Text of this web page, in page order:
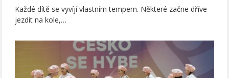
Každé dítě se vyvíjí vlastním tempem. Některé začne dříve
jezdit na kole,…